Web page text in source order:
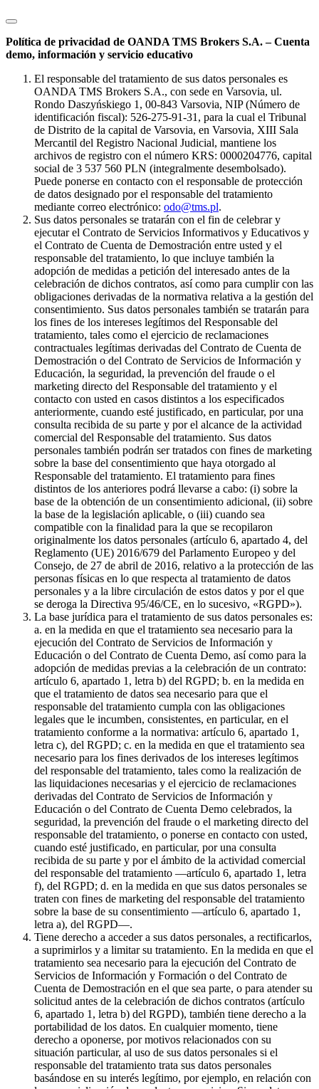
Política de privacidad de OANDA TMS Brokers S.A. – Cuenta
demo, información y servicio educativo
El responsable del tratamiento de sus datos personales es
OANDA TMS Brokers S.A., con sede en Varsovia, ul.
Rondo Daszyńskiego 1, 00-843 Varsovia, NIP (Número de
identificación fiscal): 526-275-91-31, para la cual el Tribunal
de Distrito de la capital de Varsovia, en Varsovia, XIII Sala
Mercantil del Registro Nacional Judicial, mantiene los
archivos de registro con el número KRS: 0000204776, capital
social de 3 537 560 PLN (integralmente desembolsado).
Puede ponerse en contacto con el responsable de protección
de datos designado por el responsable del tratamiento
mediante correo electrónico: odo@tms.pl.
Sus datos personales se tratarán con el fin de celebrar y
ejecutar el Contrato de Servicios Informativos y Educativos y
el Contrato de Cuenta de Demostración entre usted y el
responsable del tratamiento, lo que incluye también la
adopción de medidas a petición del interesado antes de la
celebración de dichos contratos, así como para cumplir con las
obligaciones derivadas de la normativa relativa a la gestión del
consentimiento. Sus datos personales también se tratarán para
los fines de los intereses legítimos del Responsable del
tratamiento, tales como el ejercicio de reclamaciones
contractuales legítimas derivadas del Contrato de Cuenta de
Demostración o del Contrato de Servicios de Información y
Educación, la seguridad, la prevención del fraude o el
marketing directo del Responsable del tratamiento y el
contacto con usted en casos distintos a los especificados
anteriormente, cuando esté justificado, en particular, por una
consulta recibida de su parte y por el alcance de la actividad
comercial del Responsable del tratamiento. Sus datos
personales también podrán ser tratados con fines de marketing
sobre la base del consentimiento que haya otorgado al
Responsable del tratamiento. El tratamiento para fines
distintos de los anteriores podrá llevarse a cabo: (i) sobre la
base de la obtención de un consentimiento adicional, (ii) sobre
la base de la legislación aplicable, o (iii) cuando sea
compatible con la finalidad para la que se recopilaron
originalmente los datos personales (artículo 6, apartado 4, del
Reglamento (UE) 2016/679 del Parlamento Europeo y del
Consejo, de 27 de abril de 2016, relativo a la protección de las
personas físicas en lo que respecta al tratamiento de datos
personales y a la libre circulación de estos datos y por el que
se deroga la Directiva 95/46/CE, en lo sucesivo, «RGPD»).
La base jurídica para el tratamiento de sus datos personales es:
a. en la medida en que el tratamiento sea necesario para la
ejecución del Contrato de Servicios de Información y
Educación o del Contrato de Cuenta Demo, así como para la
adopción de medidas previas a la celebración de un contrato:
artículo 6, apartado 1, letra b) del RGPD; b. en la medida en
que el tratamiento de datos sea necesario para que el
responsable del tratamiento cumpla con las obligaciones
legales que le incumben, consistentes, en particular, en el
tratamiento conforme a la normativa: artículo 6, apartado 1,
letra c), del RGPD; c. en la medida en que el tratamiento sea
necesario para los fines derivados de los intereses legítimos
del responsable del tratamiento, tales como la realización de
las liquidaciones necesarias y el ejercicio de reclamaciones
derivadas del Contrato de Servicios de Información y
Educación o del Contrato de Cuenta Demo celebrados, la
seguridad, la prevención del fraude o el marketing directo del
responsable del tratamiento, o ponerse en contacto con usted,
cuando esté justificado, en particular, por una consulta
recibida de su parte y por el ámbito de la actividad comercial
del responsable del tratamiento —artículo 6, apartado 1, letra
f), del RGPD; d. en la medida en que sus datos personales se
traten con fines de marketing del responsable del tratamiento
sobre la base de su consentimiento —artículo 6, apartado 1,
letra a), del RGPD—.
Tiene derecho a acceder a sus datos personales, a rectificarlos,
a suprimirlos y a limitar su tratamiento. En la medida en que el
tratamiento sea necesario para la ejecución del Contrato de
Servicios de Información y Formación o del Contrato de
Cuenta de Demostración en el que sea parte, o para atender su
solicitud antes de la celebración de dichos contratos (artículo
6, apartado 1, letra b) del RGPD), también tiene derecho a la
portabilidad de los datos. En cualquier momento, tiene
derecho a oponerse, por motivos relacionados con su
situación particular, al uso de sus datos personales si el
responsable del tratamiento trata sus datos personales
basándose en su interés legítimo, por ejemplo, en relación con